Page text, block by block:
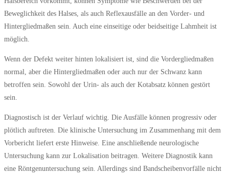
Beweglichkeit des Halses, als auch Reflexausfälle an den Vorder- und
Hintergliedmaßen sein. Auch eine einseitige oder beidseitige Lahmheit ist
möglich.
Wenn der Defekt weiter hinten lokalisiert ist, sind die Vordergliedmaßen
normal, aber die Hintergliedmaßen oder auch nur der Schwanz kann
betroffen sein. Sowohl der Urin- als auch der Kotabsatz können gestört
sein.
Diagnostisch ist der Verlauf wichtig. Die Ausfälle können progressiv oder
plötlich auftreten. Die klinische Untersuchung im Zusammenhang mit dem
Vorbericht liefert erste Hinweise. Eine anschließende neurologische
Untersuchung kann zur Lokalisation beitragen. Weitere Diagnostik kann
eine Röntgenuntersuchung sein. Allerdings sind Bandscheibenvorfälle nicht